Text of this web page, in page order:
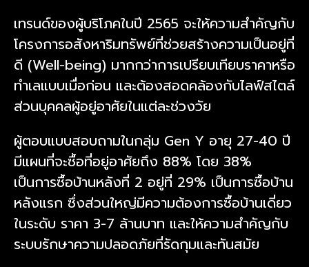
เทรนด์ของผู้บริโภคในปี 2565 จะให้ความสำคัญกับ
โครงการอสังหาริมทรัพย์ที่ช่วยสร้างความเป็นอยู่ที่
ดี (Well-being) มากกว่าการเปรียบเทียบราคาหรือ
ทำเลแบบเมื่อก่อน และต้องสอดคล้องกับไลฟ์สไตล์
ส่วนบุคคลผู้อยู่อาศัยในแต่ละช่วงวัย
ผู้ตอบแบบสอบถามในกลุ่ม Gen Y อายุ 27-40 ปี
มีแผนที่จะซื้อที่อยู่อาศัยถึง 88% โดย 38%
เป็นการซื้อบ้านหลังที่ 2 อยู่ที่ 29% เป็นการซื้อบ้าน
หลังแรก ซึ่งส่วนใหญ่มีความต้องการซื้อบ้านเดี่ยว
ในระดับ ราคา 3-7 ล้านบาท และให้ความสำคัญกับ
ระบบรักษาความปลอดภัยที่รัดกุมและทันสมัย